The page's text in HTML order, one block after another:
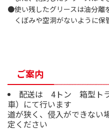
●使い残したグリースは油分離
くぼみや空洞がないように保
ご案内
配送は 4トン 箱型ト
車）にて行います
道が狭く、侵入ができな
定ください